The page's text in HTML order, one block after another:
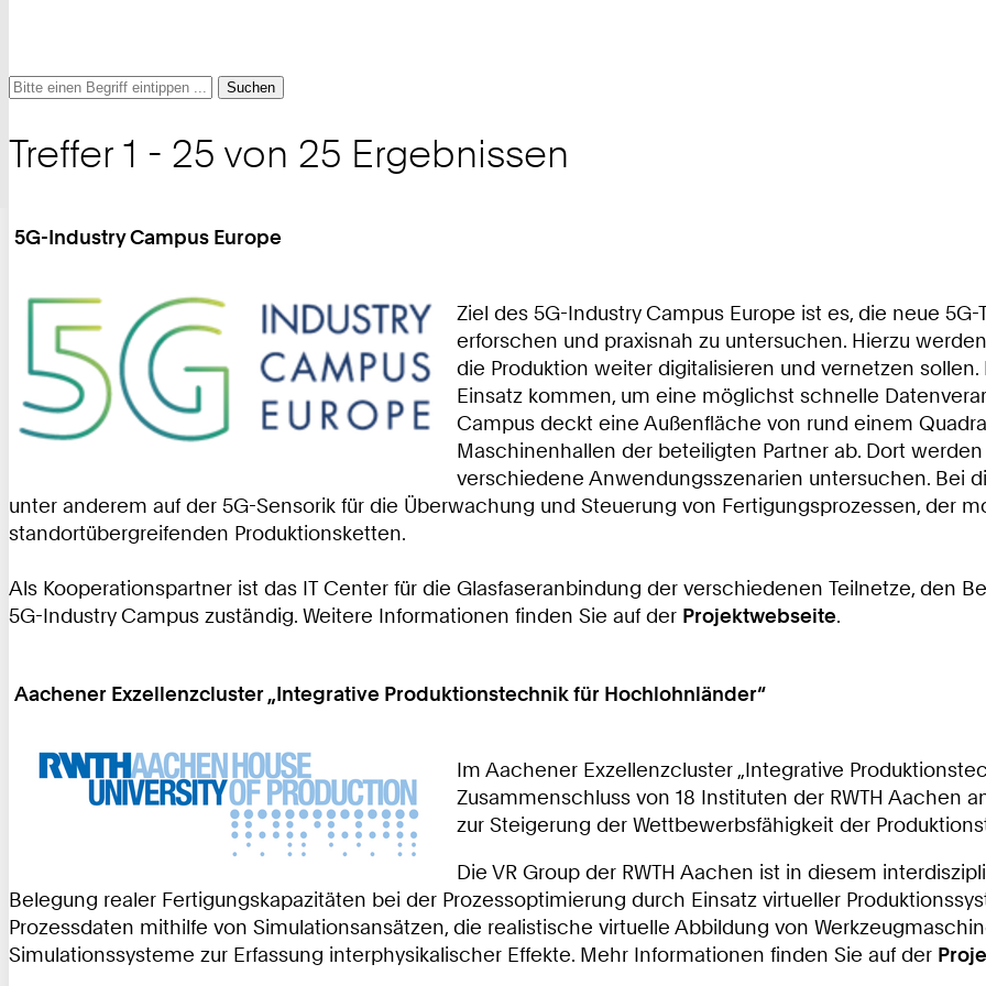
Suche
und
Suche
Suche
Treffer 1 - 25 von 25 Ergebnissen
5G-Industry Campus Europe
Ziel des 5G-Industry Campus Europe ist es, die neue
erforschen und praxisnah zu untersuchen. Hierzu
die Produktion weiter digitalisieren und vernetzen
Einsatz kommen, um eine möglichst schnelle
Campus deckt eine Außenfläche von rund einem
Maschinenhallen der beteiligten Partner ab. Dort
verschiedene Anwendungsszenarien untersuchen. Bei
unter anderem auf der 5G-Sensorik für die Überwachung und Steuerung von Fertigungsprozessen, der
standortübergreifenden Produktionsketten.
Als Kooperationspartner ist das IT Center für die Glasfaseranbindung der verschiedenen Teilnetze, den
5G-Industry Campus zuständig. Weitere Informationen finden Sie auf der Projektwebseite.
Aachener Exzellenzcluster „Integrative Produktionstechnik für Hochlohnländer“
Im Aachener Exzellenzcluster „Integrative
Zusammenschluss von 18 Instituten der RWTH Aachen
zur Steigerung der Wettbewerbsfähigkeit der
Die VR Group der RWTH Aachen ist in diesem
Belegung realer Fertigungskapazitäten bei der Prozessoptimierung durch Einsatz virtueller
Prozessdaten mithilfe von Simulationsansätzen, die realistische virtuelle Abbildung von
Simulationssysteme zur Erfassung interphysikalischer Effekte. Mehr Informationen finden Sie auf der